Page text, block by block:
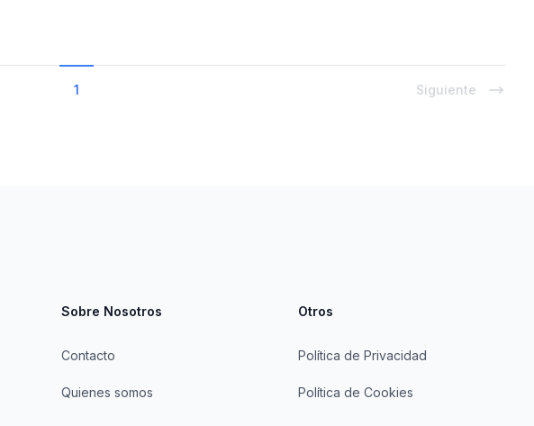
1 Siguiente
Sobre Nosotros
Contacto
Quienes somos
Otros
Política de Privacidad
Política de Cookies